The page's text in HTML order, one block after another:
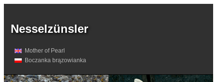
Nesselzünsler
Mother of Pearl
Boczanka brązowianka